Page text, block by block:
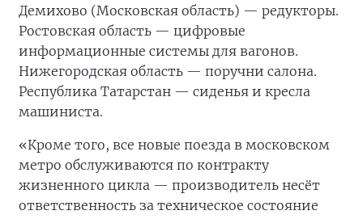
Демихово (Московская область) — редукторы.
Ростовская область — цифровые
информационные системы для вагонов.
Нижегородская область — поручни салона.
Республика Татарстан — сиденья и кресла
машиниста.
«Кроме того, все новые поезда в московском
метро обслуживаются по контракту
жизненного цикла — производитель несёт
ответственность за техническое состояние